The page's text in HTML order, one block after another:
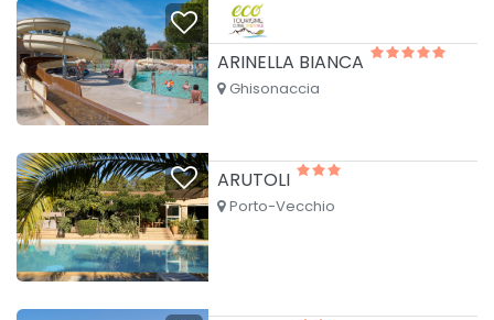
ARINELLA BIANCA
Ghisonaccia
ARUTOLI
Porto-Vecchio